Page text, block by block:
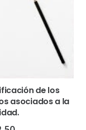
de los
asociados a la